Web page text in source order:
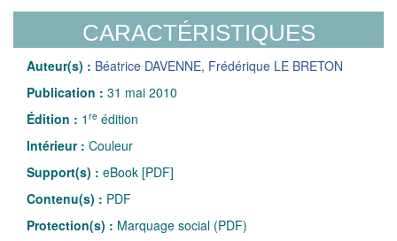
CARACTÉRISTIQUES
Auteur(s) : Béatrice DAVENNE, Frédérique LE BRETON
Publication : 31 mai 2010
Édition : 1 re édition
Intérieur : Couleur
Support(s) : eBook [PDF]
Contenu(s) : PDF
Protection(s) : Marquage social (PDF)